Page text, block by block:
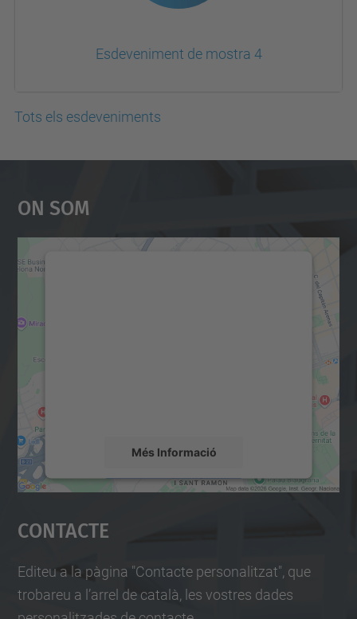
Esdeveniment de mostra 4
Tots els esdeveniments
On Som
Més Informació
Accepta
powered by
Contacte
Editeu a la pàgina "Contacte personalitzat", que
trobareu a l’arrel de català, les vostres dades